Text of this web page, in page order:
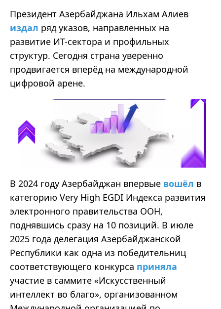
Президент Азербайджана Ильхам Алиев
издал ряд указов, направленных на
развитие ИТ-сектора и профильных
структур. Сегодня страна уверенно
продвигается вперёд на международной
цифровой арене.
В 2024 году Азербайджан впервые вошёл в
категорию Very High EGDI Индекса развития
электронного правительства ООН,
поднявшись сразу на 10 позиций. В июле
2025 года делегация Азербайджанской
Республики как одна из победительниц
соответствующего конкурса приняла
участие в саммите «Искусственный
интеллект во благо», организованном